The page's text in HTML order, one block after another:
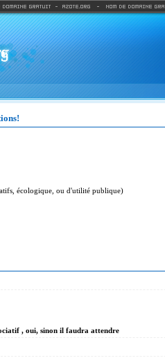
écologique, ou d'utilité publique)
, oui, sinon il faudra attendre